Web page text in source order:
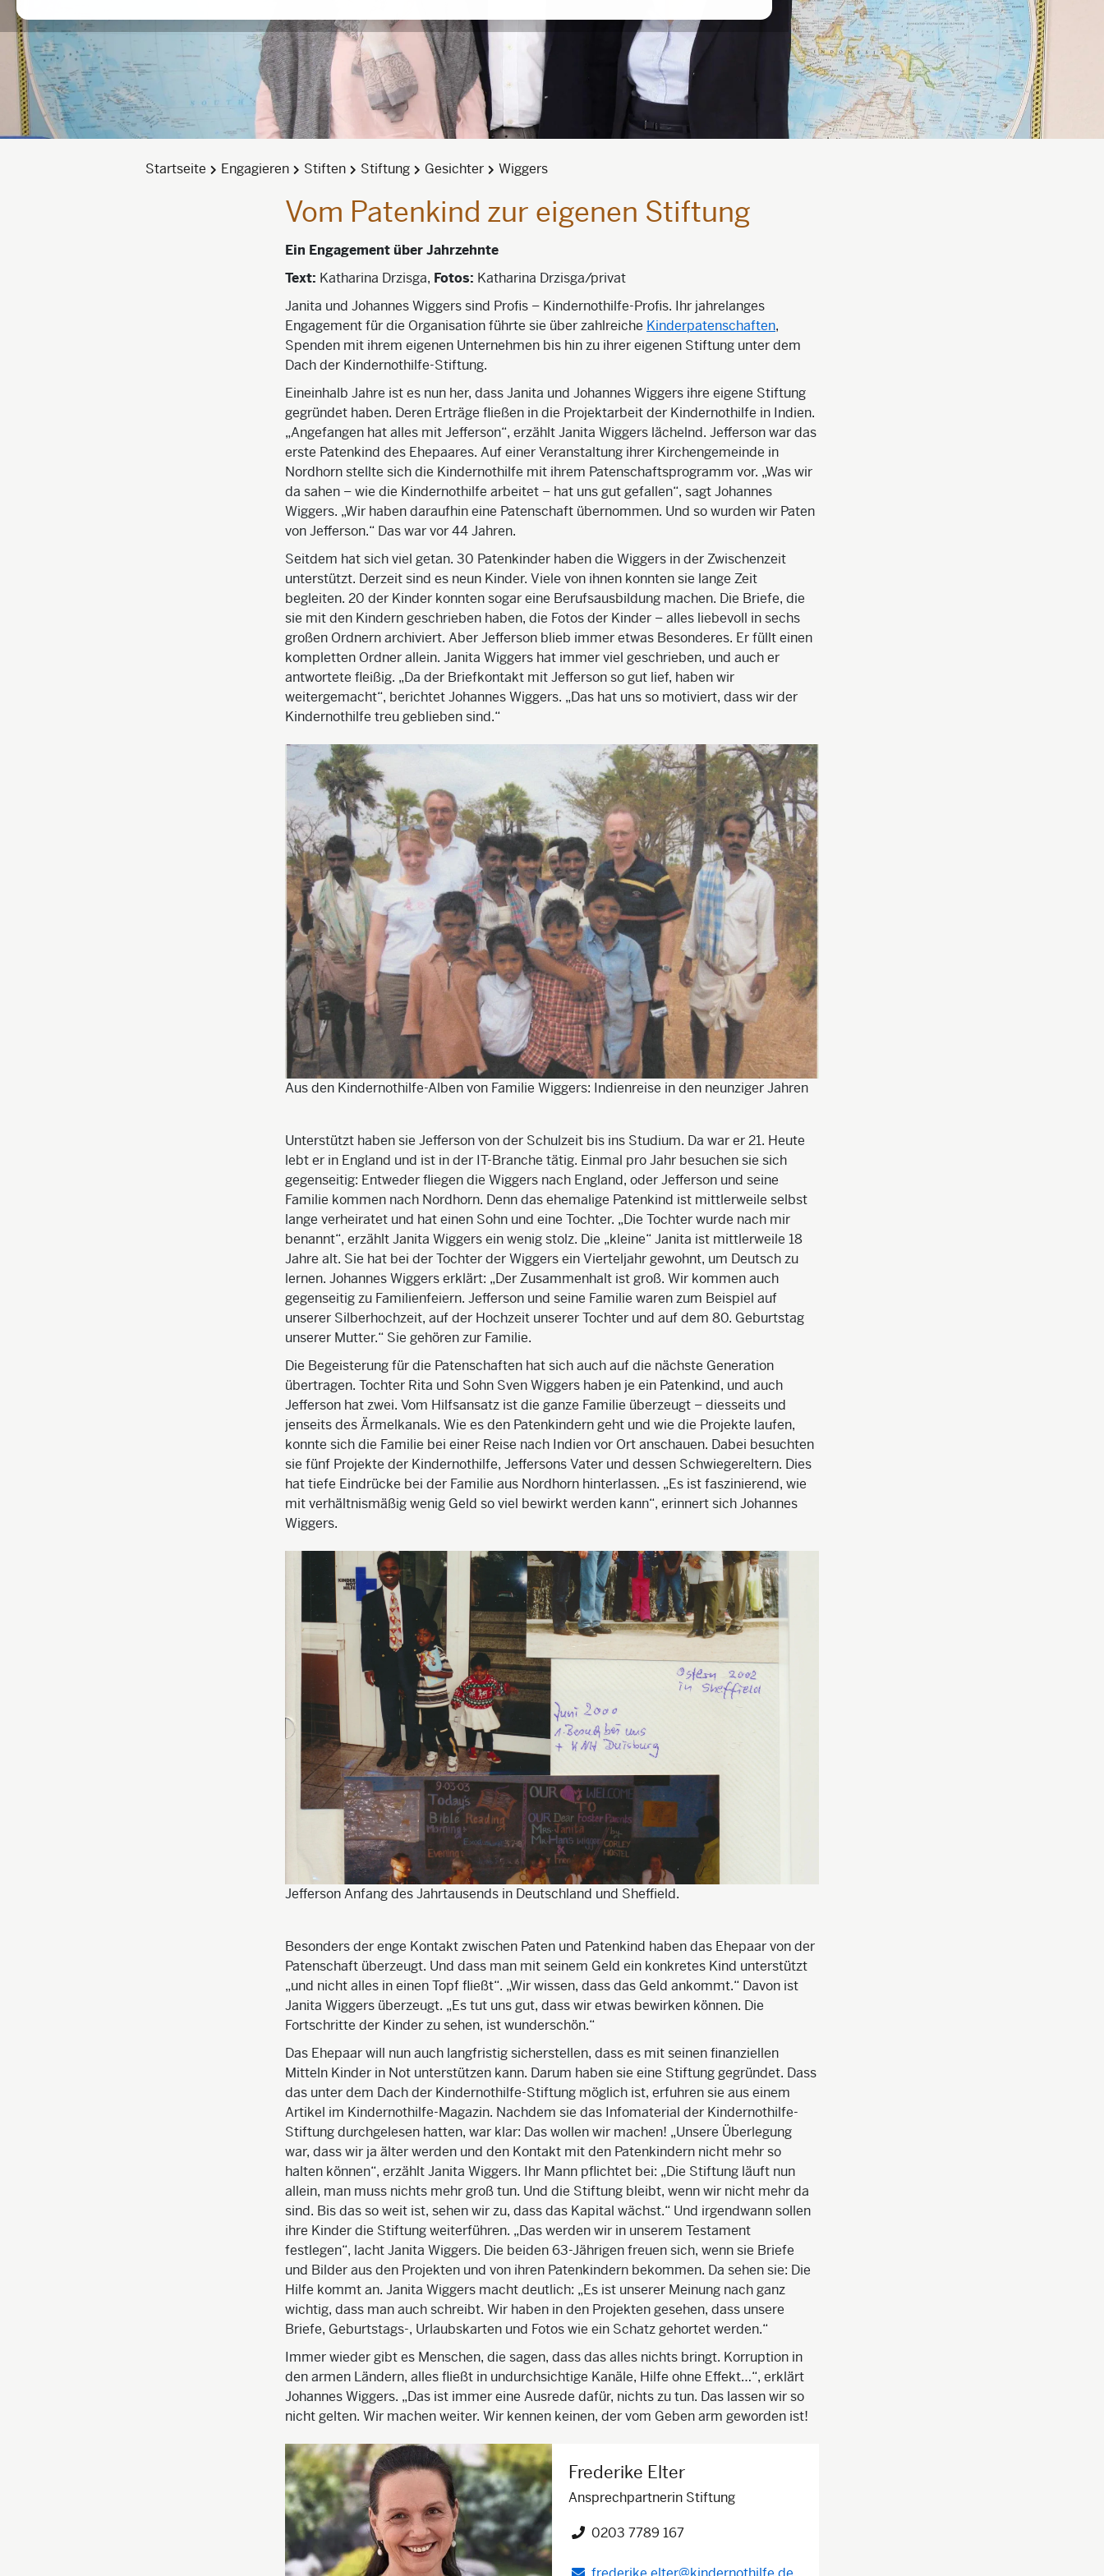
Startseite Engagieren Stiften Stiftung Gesichter Wiggers
Vom Patenkind zur eigenen Stiftung
Ein Engagement über Jahrzehnte
Text: Katharina Drzisga, Fotos: Katharina Drzisga/privat
Janita und Johannes Wiggers sind Profis – Kindernothilfe-Profis. Ihr jahrelanges
Engagement für die Organisation führte sie über zahlreiche Kinderpatenschaften,
Spenden mit ihrem eigenen Unternehmen bis hin zu ihrer eigenen Stiftung unter dem
Dach der Kindernothilfe-Stiftung.
Eineinhalb Jahre ist es nun her, dass Janita und Johannes Wiggers ihre eigene Stiftung
gegründet haben. Deren Erträge fließen in die Projektarbeit der Kindernothilfe in Indien.
„Angefangen hat alles mit Jefferson“, erzählt Janita Wiggers lächelnd. Jefferson war das
erste Patenkind des Ehepaares. Auf einer Veranstaltung ihrer Kirchengemeinde in
Nordhorn stellte sich die Kindernothilfe mit ihrem Patenschaftsprogramm vor. „Was wir
da sahen – wie die Kindernothilfe arbeitet – hat uns gut gefallen“, sagt Johannes
Wiggers. „Wir haben daraufhin eine Patenschaft übernommen. Und so wurden wir Paten
von Jefferson.“ Das war vor 44 Jahren.
Seitdem hat sich viel getan. 30 Patenkinder haben die Wiggers in der Zwischenzeit
unterstützt. Derzeit sind es neun Kinder. Viele von ihnen konnten sie lange Zeit
begleiten. 20 der Kinder konnten sogar eine Berufsausbildung machen. Die Briefe, die
sie mit den Kindern geschrieben haben, die Fotos der Kinder – alles liebevoll in sechs
großen Ordnern archiviert. Aber Jefferson blieb immer etwas Besonderes. Er füllt einen
kompletten Ordner allein. Janita Wiggers hat immer viel geschrieben, und auch er
antwortete fleißig. „Da der Briefkontakt mit Jefferson so gut lief, haben wir
weitergemacht“, berichtet Johannes Wiggers. „Das hat uns so motiviert, dass wir der
Kindernothilfe treu geblieben sind.“
Aus den Kindernothilfe-Alben von Familie Wiggers: Indienreise in den neunziger Jahren
Unterstützt haben sie Jefferson von der Schulzeit bis ins Studium. Da war er 21. Heute
lebt er in England und ist in der IT-Branche tätig. Einmal pro Jahr besuchen sie sich
gegenseitig: Entweder fliegen die Wiggers nach England, oder Jefferson und seine
Familie kommen nach Nordhorn. Denn das ehemalige Patenkind ist mittlerweile selbst
lange verheiratet und hat einen Sohn und eine Tochter. „Die Tochter wurde nach mir
benannt“, erzählt Janita Wiggers ein wenig stolz. Die „kleine“ Janita ist mittlerweile 18
Jahre alt. Sie hat bei der Tochter der Wiggers ein Vierteljahr gewohnt, um Deutsch zu
lernen. Johannes Wiggers erklärt: „Der Zusammenhalt ist groß. Wir kommen auch
gegenseitig zu Familienfeiern. Jefferson und seine Familie waren zum Beispiel auf
unserer Silberhochzeit, auf der Hochzeit unserer Tochter und auf dem 80. Geburtstag
unserer Mutter.“ Sie gehören zur Familie.
Die Begeisterung für die Patenschaften hat sich auch auf die nächste Generation
übertragen. Tochter Rita und Sohn Sven Wiggers haben je ein Patenkind, und auch
Jefferson hat zwei. Vom Hilfsansatz ist die ganze Familie überzeugt – diesseits und
jenseits des Ärmelkanals. Wie es den Patenkindern geht und wie die Projekte laufen,
konnte sich die Familie bei einer Reise nach Indien vor Ort anschauen. Dabei besuchten
sie fünf Projekte der Kindernothilfe, Jeffersons Vater und dessen Schwiegereltern. Dies
hat tiefe Eindrücke bei der Familie aus Nordhorn hinterlassen. „Es ist faszinierend, wie
mit verhältnismäßig wenig Geld so viel bewirkt werden kann“, erinnert sich Johannes
Wiggers.
Jefferson Anfang des Jahrtausends in Deutschland und Sheffield.
Besonders der enge Kontakt zwischen Paten und Patenkind haben das Ehepaar von der
Patenschaft überzeugt. Und dass man mit seinem Geld ein konkretes Kind unterstützt
„und nicht alles in einen Topf fließt“. „Wir wissen, dass das Geld ankommt.“ Davon ist
Janita Wiggers überzeugt. „Es tut uns gut, dass wir etwas bewirken können. Die
Fortschritte der Kinder zu sehen, ist wunderschön.“
Das Ehepaar will nun auch langfristig sicherstellen, dass es mit seinen finanziellen
Mitteln Kinder in Not unterstützen kann. Darum haben sie eine Stiftung gegründet. Dass
das unter dem Dach der Kindernothilfe-Stiftung möglich ist, erfuhren sie aus einem
Artikel im Kindernothilfe-Magazin. Nachdem sie das Infomaterial der Kindernothilfe-
Stiftung durchgelesen hatten, war klar: Das wollen wir machen! „Unsere Überlegung
war, dass wir ja älter werden und den Kontakt mit den Patenkindern nicht mehr so
halten können“, erzählt Janita Wiggers. Ihr Mann pflichtet bei: „Die Stiftung läuft nun
allein, man muss nichts mehr groß tun. Und die Stiftung bleibt, wenn wir nicht mehr da
sind. Bis das so weit ist, sehen wir zu, dass das Kapital wächst.“ Und irgendwann sollen
ihre Kinder die Stiftung weiterführen. „Das werden wir in unserem Testament
festlegen“, lacht Janita Wiggers. Die beiden 63-Jährigen freuen sich, wenn sie Briefe
und Bilder aus den Projekten und von ihren Patenkindern bekommen. Da sehen sie: Die
Hilfe kommt an. Janita Wiggers macht deutlich: „Es ist unserer Meinung nach ganz
wichtig, dass man auch schreibt. Wir haben in den Projekten gesehen, dass unsere
Briefe, Geburtstags-, Urlaubskarten und Fotos wie ein Schatz gehortet werden.“
Immer wieder gibt es Menschen, die sagen, dass das alles nichts bringt. Korruption in
den armen Ländern, alles fließt in undurchsichtige Kanäle, Hilfe ohne Effekt…“, erklärt
Johannes Wiggers. „Das ist immer eine Ausrede dafür, nichts zu tun. Das lassen wir so
nicht gelten. Wir machen weiter. Wir kennen keinen, der vom Geben arm geworden ist!
Frederike Elter
Ansprechpartnerin Stiftung
Telefon")
0203 7789 167